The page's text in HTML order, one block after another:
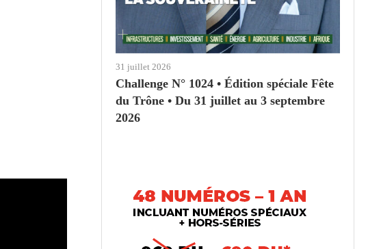
31 juillet 2026
Challenge N° 1024 • Édition spéciale Fête
du Trône • Du 31 juillet au 3 septembre
2026